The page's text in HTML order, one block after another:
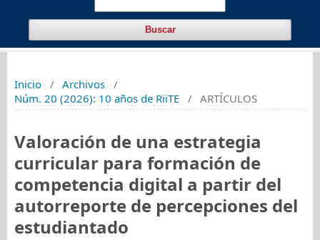
Buscar
Inicio / Archivos /
Núm. 20 (2026): 10 años de RiiTE / ARTÍCULOS
Valoración de una estrategia
curricular para formación de
competencia digital a partir del
autorreporte de percepciones del
estudiantado